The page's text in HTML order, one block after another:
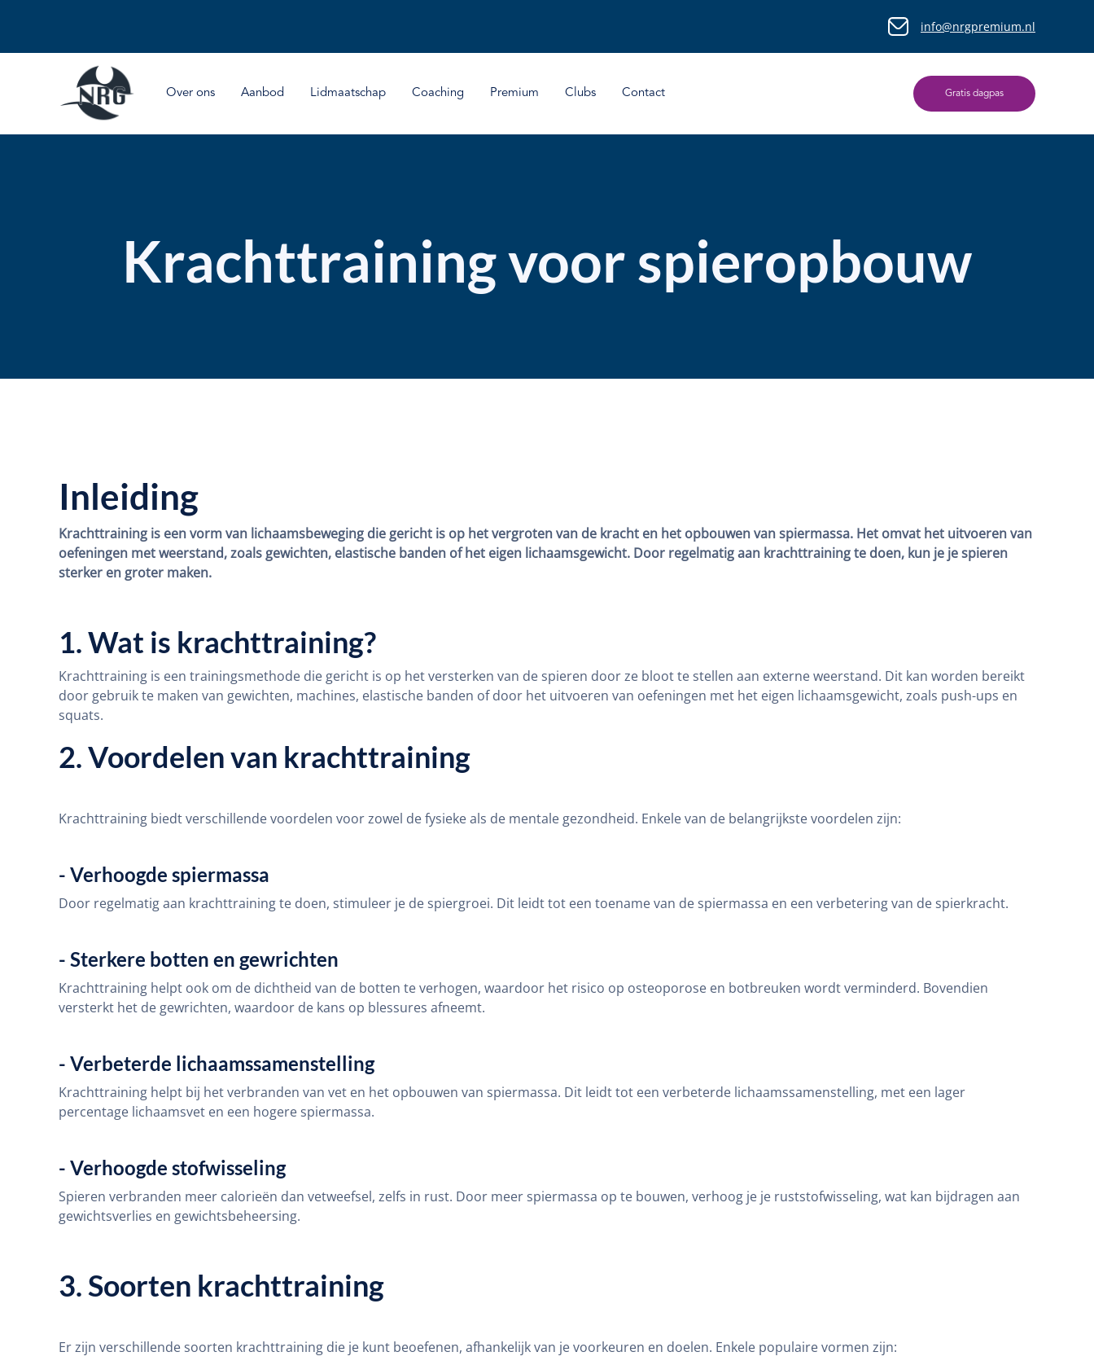
info@nrgpremium.nl
Over ons Aanbod Lidmaatschap Coaching Premium Clubs Contact Gratis dagpas
Krachttraining voor spieropbouw
Inleiding
Krachttraining is een vorm van lichaamsbeweging die gericht is op het vergroten van de kracht en het opbouwen van spiermassa. Het omvat het uitvoeren van
oefeningen met weerstand, zoals gewichten, elastische banden of het eigen lichaamsgewicht. Door regelmatig aan krachttraining te doen, kun je je spieren
sterker en groter maken.
1. Wat is krachttraining?
Krachttraining is een trainingsmethode die gericht is op het versterken van de spieren door ze bloot te stellen aan externe weerstand. Dit kan worden bereikt
door gebruik te maken van gewichten, machines, elastische banden of door het uitvoeren van oefeningen met het eigen lichaamsgewicht, zoals push-ups en
squats.
2. Voordelen van krachttraining
Krachttraining biedt verschillende voordelen voor zowel de fysieke als de mentale gezondheid. Enkele van de belangrijkste voordelen zijn:
- Verhoogde spiermassa
Door regelmatig aan krachttraining te doen, stimuleer je de spiergroei. Dit leidt tot een toename van de spiermassa en een verbetering van de spierkracht.
- Sterkere botten en gewrichten
Krachttraining helpt ook om de dichtheid van de botten te verhogen, waardoor het risico op osteoporose en botbreuken wordt verminderd. Bovendien
versterkt het de gewrichten, waardoor de kans op blessures afneemt.
- Verbeterde lichaamssamenstelling
Krachttraining helpt bij het verbranden van vet en het opbouwen van spiermassa. Dit leidt tot een verbeterde lichaamssamenstelling, met een lager
percentage lichaamsvet en een hogere spiermassa.
- Verhoogde stofwisseling
Spieren verbranden meer calorieën dan vetweefsel, zelfs in rust. Door meer spiermassa op te bouwen, verhoog je je ruststofwisseling, wat kan bijdragen aan
gewichtsverlies en gewichtsbeheersing.
3. Soorten krachttraining
Er zijn verschillende soorten krachttraining die je kunt beoefenen, afhankelijk van je voorkeuren en doelen. Enkele populaire vormen zijn: